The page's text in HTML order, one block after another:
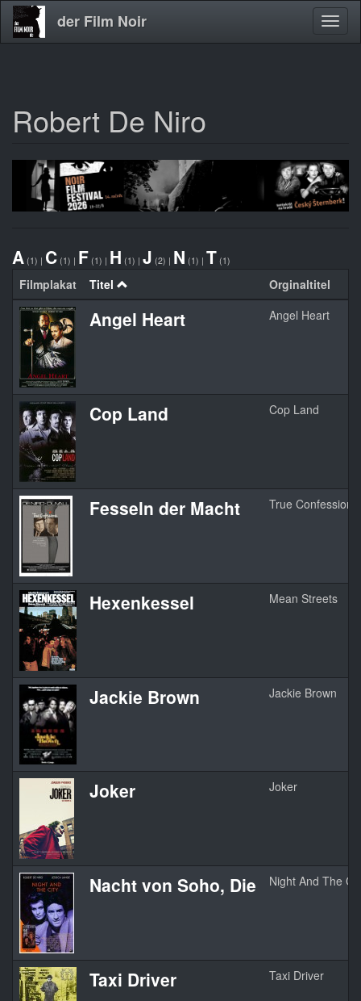
Direkt
zum
der Film Noir
Robert De Niro
A (1) | C (1) | F (1) | H (1) | J (2) | N (1) | T (1)
Filmplakat Titel Orginaltitel
Angel Heart Angel Heart
Cop Land Cop Land
Fesseln der Macht True Confessions
Hexenkessel Mean Streets
Jackie Brown Jackie Brown
Joker Joker
Nacht von Soho, Die Night And The
Taxi Driver Taxi Driver